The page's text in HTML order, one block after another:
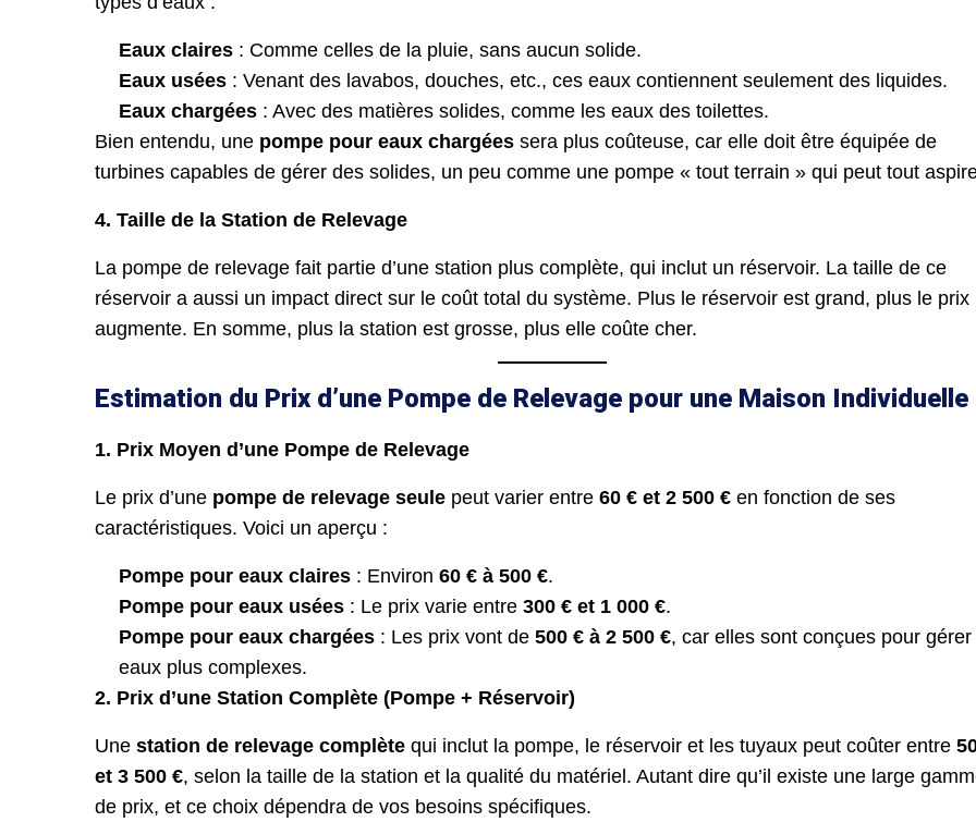
Eaux claires : Comme celles de la pluie, sans aucun solide.
Eaux usées : Venant des lavabos, douches, etc., ces eaux contiennent seulement des liquides.
Eaux chargées : Avec des matières solides, comme les eaux des toilettes.
Bien entendu, une pompe pour eaux chargées sera plus coûteuse, car elle doit être équipée de
turbines capables de gérer des solides, un peu comme une pompe « tout terrain » qui peut tout
4. Taille de la Station de Relevage
La pompe de relevage fait partie d’une station plus complète, qui inclut un réservoir. La taille de ce
réservoir a aussi un impact direct sur le coût total du système. Plus le réservoir est grand, plus le prix
augmente. En somme, plus la station est grosse, plus elle coûte cher.
Estimation du Prix d’une Pompe de Relevage pour une Maison Individuelle
1. Prix Moyen d’une Pompe de Relevage
Le prix d’une pompe de relevage seule peut varier entre 60 € et 2 500 € en fonction de ses
caractéristiques. Voici un aperçu :
Pompe pour eaux claires : Environ 60 € à 500 €.
Pompe pour eaux usées : Le prix varie entre 300 € et 1 000 €.
Pompe pour eaux chargées : Les prix vont de 500 € à 2 500 €, car elles sont conçues pour gérer
eaux plus complexes.
2. Prix d’une Station Complète (Pompe + Réservoir)
Une station de relevage complète qui inclut la pompe, le réservoir et les tuyaux peut coûter entre
et 3 500 €, selon la taille de la station et la qualité du matériel. Autant dire qu’il existe une large
de prix, et ce choix dépendra de vos besoins spécifiques.